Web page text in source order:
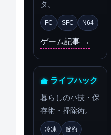
タ。
FC SFC N64
ゲーム記事 →
🧺 ライフハック
暮らしの小技・保
存術・掃除術。
冷凍 節約